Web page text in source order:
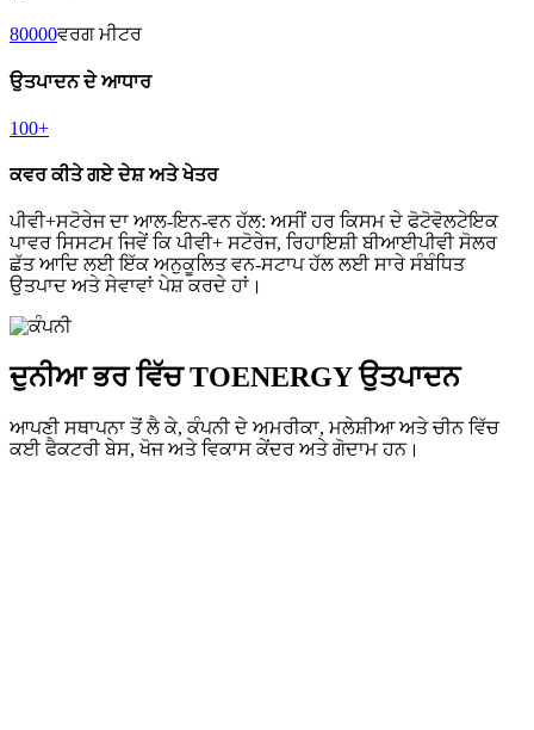
80000ਵਰਗ ਮੀਟਰ
ਉਤਪਾਦਨ ਦੇ ਆਧਾਰ
100+
ਕਵਰ ਕੀਤੇ ਗਏ ਦੇਸ਼ ਅਤੇ ਖੇਤਰ
ਪੀਵੀ+ਸਟੋਰੇਜ ਦਾ ਆਲ-ਇਨ-ਵਨ ਹੱਲ: ਅਸੀਂ ਹਰ ਕਿਸਮ ਦੇ ਫੋਟੋਵੋਲਟੇਇਕ
ਪਾਵਰ ਸਿਸਟਮ ਜਿਵੇਂ ਕਿ ਪੀਵੀ+ ਸਟੋਰੇਜ, ਰਿਹਾਇਸ਼ੀ ਬੀਆਈਪੀਵੀ ਸੋਲਰ
ਛੱਤ ਆਦਿ ਲਈ ਇੱਕ ਅਨੁਕੂਲਿਤ ਵਨ-ਸਟਾਪ ਹੱਲ ਲਈ ਸਾਰੇ ਸੰਬੰਧਿਤ
ਉਤਪਾਦ ਅਤੇ ਸੇਵਾਵਾਂ ਪੇਸ਼ ਕਰਦੇ ਹਾਂ।
ਦੁਨੀਆ ਭਰ ਵਿੱਚ TOENERGY ਉਤਪਾਦਨ
ਆਪਣੀ ਸਥਾਪਨਾ ਤੋਂ ਲੈ ਕੇ, ਕੰਪਨੀ ਦੇ ਅਮਰੀਕਾ, ਮਲੇਸ਼ੀਆ ਅਤੇ ਚੀਨ ਵਿੱਚ
ਕਈ ਫੈਕਟਰੀ ਬੇਸ, ਖੋਜ ਅਤੇ ਵਿਕਾਸ ਕੇਂਦਰ ਅਤੇ ਗੋਦਾਮ ਹਨ।